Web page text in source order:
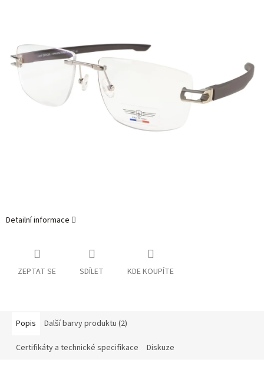
hvězdiček.
Detailní informace
ZEPTAT SE SDÍLET KDE KOUPÍTE
Popis Další barvy produktu (2)
Certifikáty a technické specifikace Diskuze